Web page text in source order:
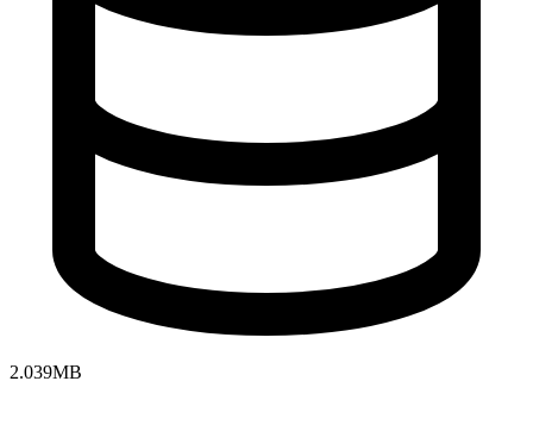
2.039MB